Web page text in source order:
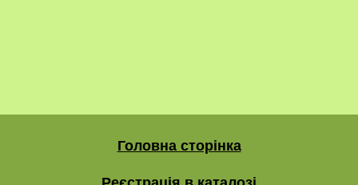
Головна сторінка